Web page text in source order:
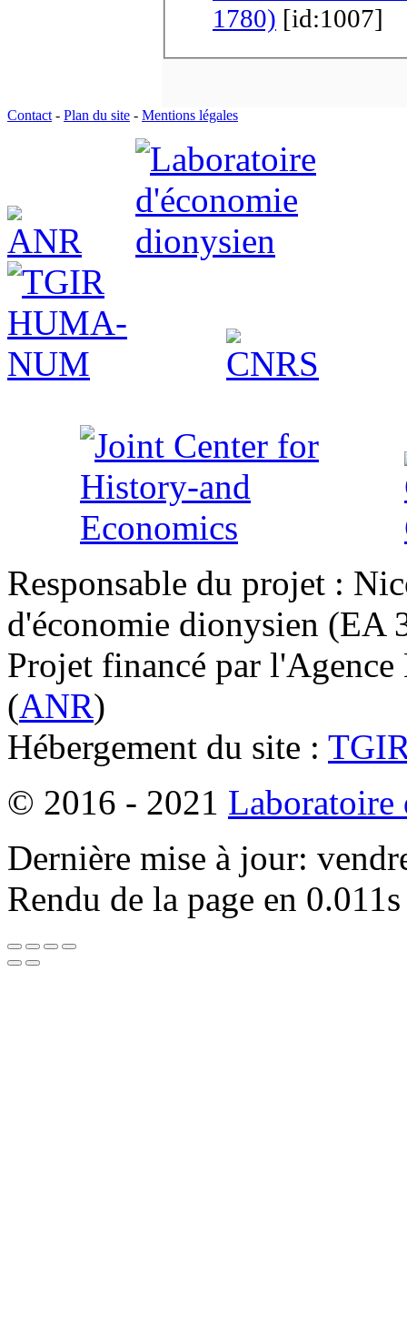
1780) [id:1007]
Contact - Plan du site - Mentions légales
Responsable du projet :
d'économie dionysien
Projet financé par l'Agence
(ANR)
Hébergement du site :
© 2016 - 2021 Laboratoire
Dernière mise à jour:
Rendu de la page en 0.011s